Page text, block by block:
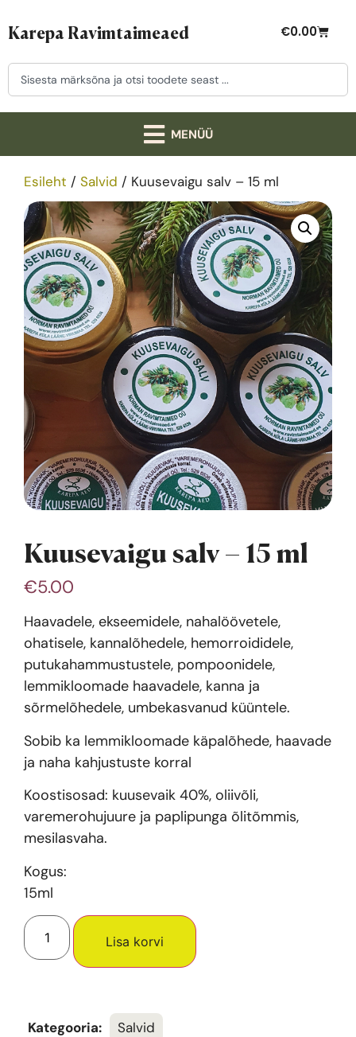
Karepa Ravimtaimeaed €0.00
Esileht / Salvid / Kuusevaigu salv – 15 ml
Kuusevaigu salv – 15 ml
€5.00
Haavadele, ekseemidele, nahalöövetele,
ohatisele, kannalõhedele, hemorroididele,
putukahammustustele, pompoonidele,
lemmikloomade haavadele, kanna ja
sõrmelõhedele, umbekasvanud küüntele.
Sobib ka lemmikloomade käpalõhede, haavade
ja naha kahjustuste korral
Koostisosad: kuusevaik 40%, oliivõli,
varemerohujuure ja paplipunga õlitõmmis,
mesilasvaha.
Kogus:
15ml
Lisa korvi
Kategooria: Salvid